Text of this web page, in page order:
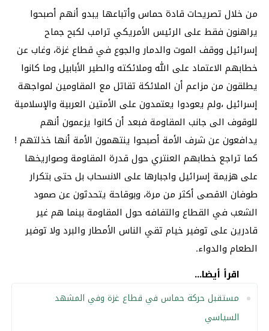
من خلال تصريحات قادة حماس وأتباعها يبدو أنهم أصبحوا
يراهنون فقط على الرئيس الأمريكي ترامب لكبح جماح
إسرائيل ووقف الموت والدمار والجوع في قطاع غزة، وغاب عن
خطابهم الاعتماد على الله وملائكته والطير الأبابيل وما كانوا
يطلقون من مزاعم أن الملائكة تقاتل مع المقاومين لمواجهة
إسرائيل ،ولم يعودوا يعتمدون على الأمتين العربية والإسلامية
للوقوف الى جانب المقاومة فبعد أن كانوا يزعمون أنهم
يدافعون عن شرف الأمة أصبحوا ينتهمون الأمة أنها خذلتهم !
كما تراجع خطابهم العنتري حول قدرة المقاومة وصواريخها
على هزيمة إسرائيل واجبارها على الانسحاب بل حتى بتكرار
طوفان الاقصى أكثر من مرة، وبوقاحة يتحدثون عن صمود
الشعب في القطاع والتفافه حول المقاومة بينما هم غير
قادرين على توفير خيام تقي الناس الأمطار والبرد ولا توفير
الطعام والدواء.
اقرأ أيضا...
مستقبل حركة حماس في قطاع غزة وفي المشهد
السياسي